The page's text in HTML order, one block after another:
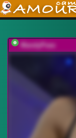
MandyPeas